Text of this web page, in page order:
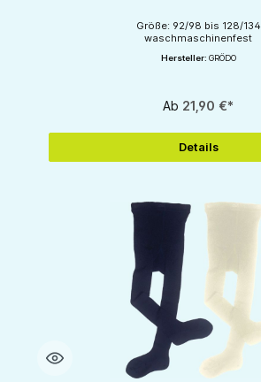
Größe: 92/98 bis 128/134
waschmaschinenfest
Hersteller: GRÖDO
Ab 21,90 €*
Details